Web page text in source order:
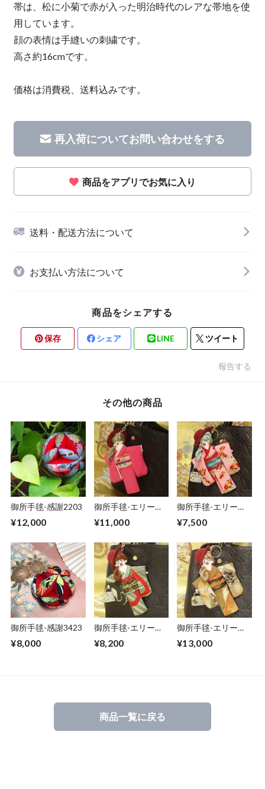
帯は、松に小菊で赤が入った明治時代のレアな帯地を使
用しています。
顔の表情は手縫いの刺繍です。
高さ約16cmです。
価格は消費税、送料込みです。
再入荷についてお問い合わせをする
商品をアプリでお気に入り
送料・配送方法について
お支払い方法について
商品をシェアする
保存 シェア LINE ツイート
報告する
その他の商品
御所手毬-感謝2203
¥12,000
御所手毬-エリー
¥11,000
御所手毬-エリー
¥7,500
御所手毬-感謝3423
¥8,000
御所手毬-エリー
ル)
¥8,200
御所手毬-エリー
¥13,000
商品一覧に戻る